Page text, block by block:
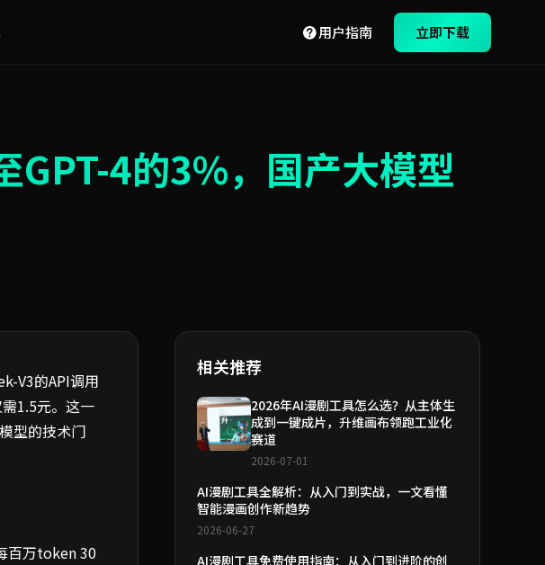
用户指南 立即下载
GPT-4的3%，国产大模型
V3的API调用
1.5元。这一
型的技术门
百万token 30
相关推荐
2026年AI漫剧工具怎么选？从主体生
成到一键成片，升维画布领跑工业化
赛道
2026-07-01
AI漫剧工具全解析：从入门到实战，一文看懂
智能漫画创作新趋势
2026-06-27
AI漫剧工具免费使用指南：从入门到进阶的创